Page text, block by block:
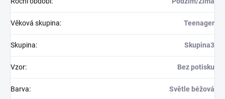
Věková skupina: Teenager
Skupina: Skupina3
Vzor: Bez potisku
Barva: Světle béžová